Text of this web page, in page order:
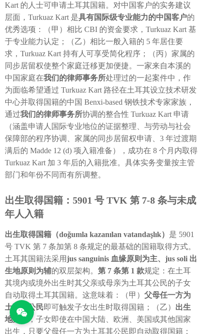
Kart 的人士可申请土耳其国籍。对中国客户的实务建议
层面，Turkuaz Kart 是具有国际级专业能力的中国客户的
优秀选项：（甲）相比 CBI 的资金要求，Turkuaz Kart 基
于专业能力认定；（乙）相比一般入籍的 5 年居住要
求，Turkuaz Kart 持有人可享受简化程序；（丙）家属的
同步居留权使整个家庭迁移更加便捷。一家来自本溪的
中国家庭在我们的律师事务所处理过的一起案件中，作
为面临希望通过 Turkuaz Kart 路径在土耳其设立技术研发
中心并取得国籍的中国 Benxi-based 钢铁技术专家家族，
通过我们的律师事务所协调的整合性 Turkuaz Kart 申请
（涵盖申请人国际专业地位的证据整理、与劳动与社会
保障部的程序协调、家属的同步居留权申请、3 年过渡期
满后的 Madde 12 (d) 项入籍准备），成功在 8 个月内取得
Turkuaz Kart 加 3 年后的入籍批准。具体实务变量按主管
部门和年份不同而有所调整。
出生取得国籍：5901 号 TVK 第 7-8 条与未成
年人入籍
出生取得国籍（doğumla kazanılan vatandaşlık） 是 5901
号 TVK 第 7 条加第 8 条规定的最基础的国籍取得方式。
土耳其国籍法采用jus sanguinis 血缘原则为主、jus soli 出
生地原则为辅的双层架构。 第 7 条第 1 款规定：在土耳
其境内或境外出生时其父亲或母亲为土耳其公民的子女
自动取得土耳其国籍。这意味着：（甲） 父母任一方为
土耳其公民即可触发子女出生时取得国籍；（乙） 出生
地无关 ，子女即使在中国大陆、欧洲、美国或其他国家
出生，只要父母任一方为土耳其公民即自动取得国籍；